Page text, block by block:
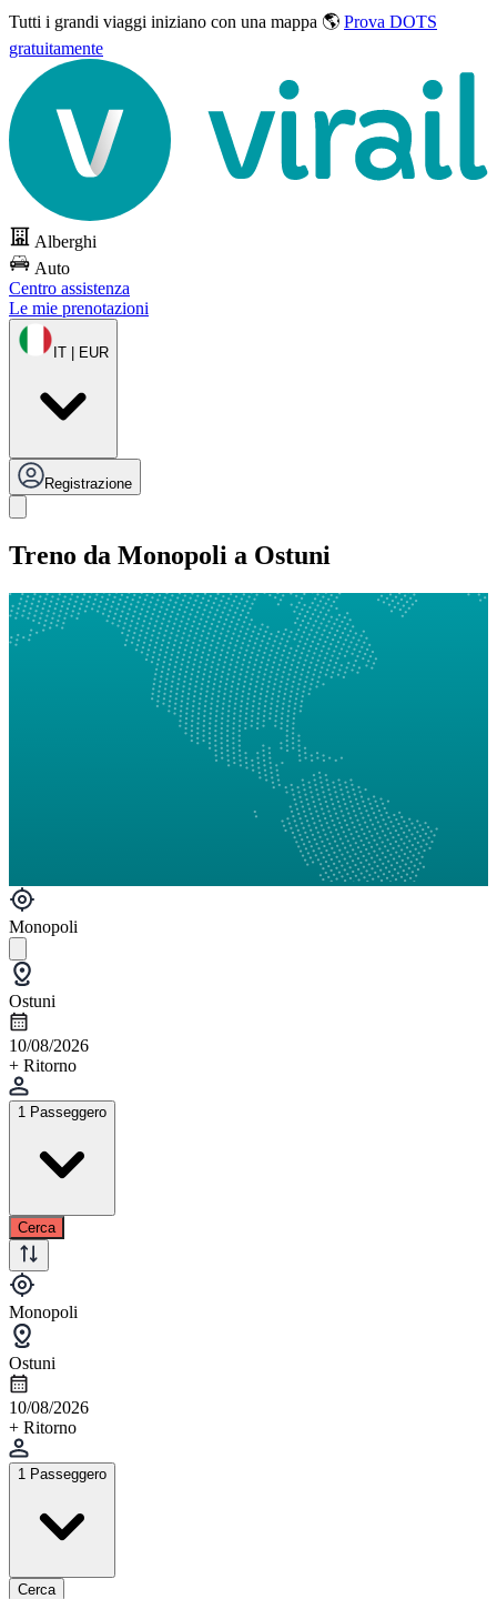
Tutti i grandi viaggi iniziano con una mappa 🌎 Prova DOTS
gratuitamente
Alberghi
Auto
Centro assistenza
Le mie prenotazioni
IT | EUR
Registrazione
Treno da Monopoli a Ostuni
Monopoli
Ostuni
10/08/2026
+ Ritorno
1 Passeggero
Cerca
Monopoli
Ostuni
10/08/2026
+ Ritorno
1 Passeggero
Cerca